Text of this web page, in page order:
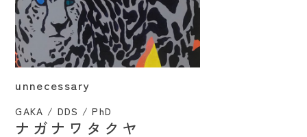
unnecessary
GAKA / DDS / PhD
ナガナワタクヤ